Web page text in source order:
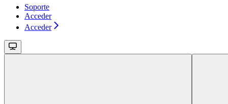
Soporte
Acceder
Acceder